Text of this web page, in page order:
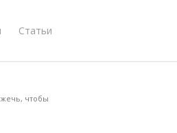
Статьи
чтобы